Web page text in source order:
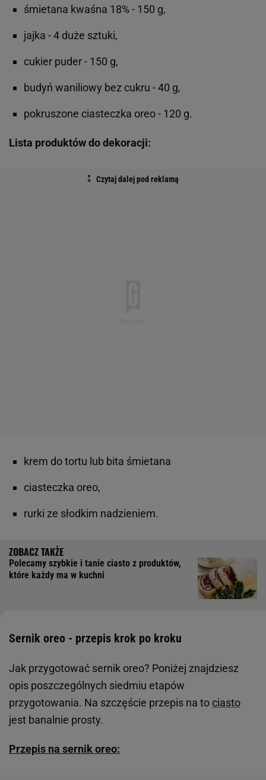
śmietana kwaśna 18% - 150 g,
jajka - 4 duże sztuki,
cukier puder - 150 g,
budyń waniliowy bez cukru - 40 g,
pokruszone ciasteczka oreo - 120 g.
Lista produktów do dekoracji:
krem do tortu lub bita śmietana
ciasteczka oreo,
rurki ze słodkim nadzieniem.
Polecamy szybkie i tanie ciasto z produktów,
które każdy ma w kuchni
Sernik oreo - przepis krok po kroku
Jak przygotować sernik oreo? Poniżej znajdziesz
opis poszczególnych siedmiu etapów
przygotowania. Na szczęście przepis na to ciasto
jest banalnie prosty.
Przepis na sernik oreo: